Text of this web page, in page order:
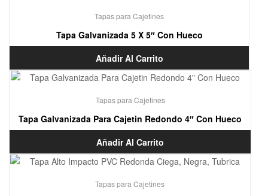
Tapas para Cajetines
Tapa Galvanizada 5 X 5″ Con Hueco
Añadir Al Carrito
Tapas para Cajetines
Tapa Galvanizada Para Cajetin Redondo 4″ Con Hueco
Añadir Al Carrito
Tapas para Cajetines